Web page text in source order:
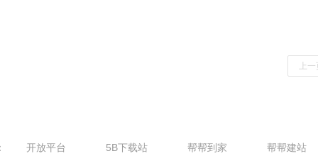
上
开放平台 5B下载站 帮帮到家 帮帮建站